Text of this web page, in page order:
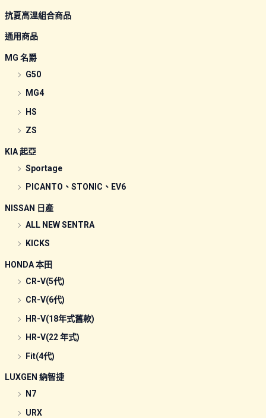
抗夏高溫組合商品
通用商品
MG 名爵
G50
MG4
HS
ZS
KIA 起亞
Sportage
PICANTO、STONIC、EV6
NISSAN 日產
ALL NEW SENTRA
KICKS
HONDA 本田
CR-V(5代)
CR-V(6代)
HR-V(18年式舊款)
HR-V(22 年式)
Fit(4代)
LUXGEN 納智捷
N7
URX